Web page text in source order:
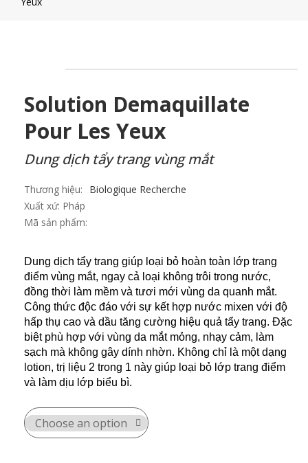
Solution Demaquillate
Pour Les Yeux
Dung dịch tẩy trang vùng mắt
Thương hiệu:
Biologique Recherche
Xuất xứ: Pháp
Mã sản phẩm:
Dung dịch tẩy trang giúp loại bỏ hoàn toàn lớp trang
điểm vùng mắt, ngay cả loại không trôi trong nước,
đồng thời làm mềm và tươi mới vùng da quanh mắt.
Công thức độc đáo với sự kết hợp nước mixen với độ
hấp thụ cao và dầu tăng cường hiệu quả tẩy trang. Đặc
biệt phù hợp với vùng da mắt mỏng, nhạy cảm, làm
sạch mà không gây dính nhờn. Không chỉ là một dạng
lotion, trị liệu 2 trong 1 này giúp loại bỏ lớp trang điểm
và làm dịu lớp biểu bì.